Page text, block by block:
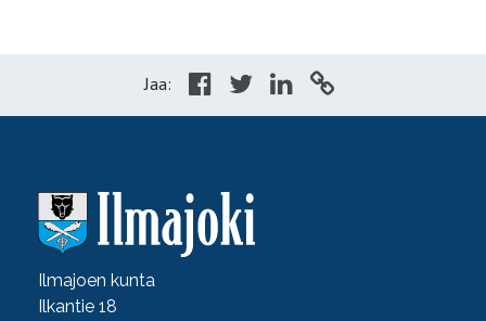
Jaa:
Ilmajoen kunta
Ilkantie 18